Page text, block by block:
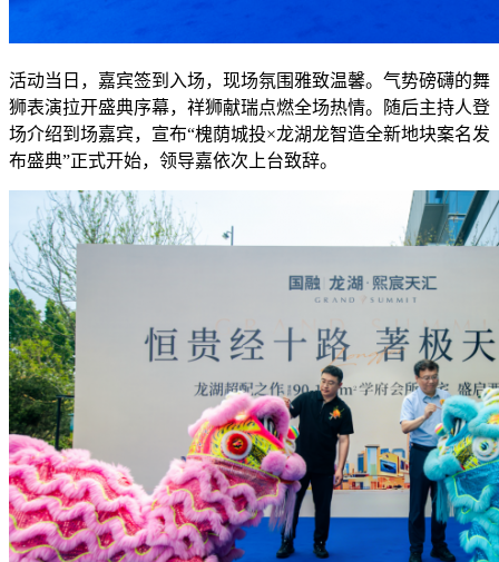
活动当日，嘉宾签到入场，现场氛围雅致温馨。气势磅礴的舞
狮表演拉开盛典序幕，祥狮献瑞点燃全场热情。随后主持人登
场介绍到场嘉宾，宣布“槐荫城投×龙湖龙智造全新地块案名发
布盛典”正式开始，领导嘉依次上台致辞。